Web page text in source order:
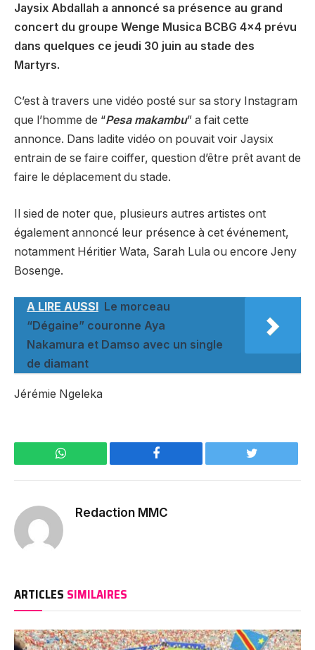
Jaysix Abdallah a annoncé sa présence au grand
concert du groupe Wenge Musica BCBG 4×4 prévu
dans quelques ce jeudi 30 juin au stade des
Martyrs.
C’est à travers une vidéo posté sur sa story Instagram
que l’homme de “Pesa makambu” a fait cette
annonce. Dans ladite vidéo on pouvait voir Jaysix
entrain de se faire coiffer, question d’être prêt avant de
faire le déplacement du stade.
Il sied de noter que, plusieurs autres artistes ont
également annoncé leur présence à cet événement,
notamment Héritier Wata, Sarah Lula ou encore Jeny
Bosenge.
A LIRE AUSSI Le morceau
“Dégaine” couronne Aya
Nakamura et Damso avec un single
de diamant
Jérémie Ngeleka
WhatsApp Facebook Twitter
Redaction MMC
ARTICLES SIMILAIRES